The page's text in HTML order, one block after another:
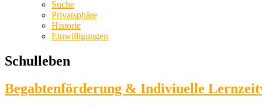
Suche
Privatsphäre
Historie
Einwilligungen
Schulleben
Begabtenförderung & Indiviuelle